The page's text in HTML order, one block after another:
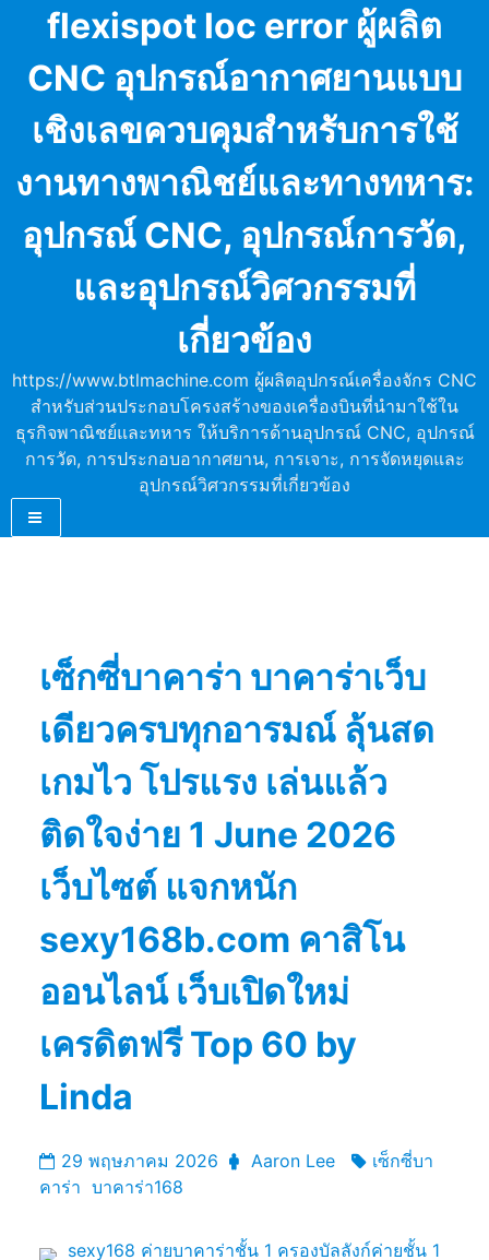
content
flexispot loc error ผู้ผลิต
CNC อุปกรณ์อากาศยานแบบ
เชิงเลขควบคุมสำหรับการใช้
งานทางพาณิชย์และทางทหาร:
อุปกรณ์ CNC, อุปกรณ์การวัด,
และอุปกรณ์วิศวกรรมที่
เกี่ยวข้อง
https://www.btlmachine.com ผู้ผลิตอุปกรณ์เครื่องจักร CNC
สำหรับส่วนประกอบโครงสร้างของเครื่องบินที่นำมาใช้ใน
ธุรกิจพาณิชย์และทหาร ให้บริการด้านอุปกรณ์ CNC, อุปกรณ์
การวัด, การประกอบอากาศยาน, การเจาะ, การจัดหยุดและ
อุปกรณ์วิศวกรรมที่เกี่ยวข้อง
เซ็กซี่บาคาร่า บาคาร่าเว็บ
เดียวครบทุกอารมณ์ ลุ้นสด
เกมไว โปรแรง เล่นแล้ว
ติดใจง่าย 1 June 2026
เว็บไซต์ แจกหนัก
sexy168b.com คาสิโน
ออนไลน์ เว็บเปิดใหม่
เครดิตฟรี Top 60 by
Linda
29 พฤษภาคม 2026 Aaron Lee
เซ็กซี่บา
คาร่า บาคาร่า168
sexy168 ค่ายบาคาร่าชั้น 1 ครองบัลลังก์ค่ายชั้น 1